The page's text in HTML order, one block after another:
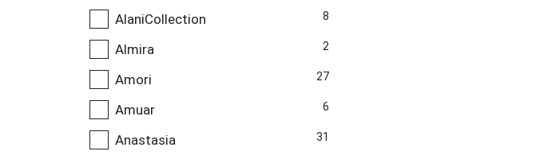
AlaniCollection 8
Almira 2
Amori 27
Amuar 6
Anastasia 31